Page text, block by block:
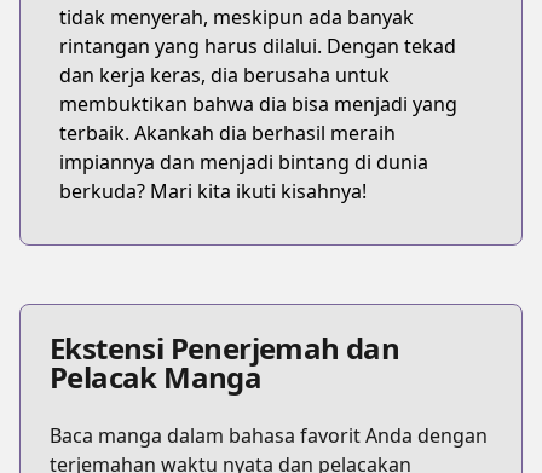
tidak menyerah, meskipun ada banyak
rintangan yang harus dilalui. Dengan tekad
dan kerja keras, dia berusaha untuk
membuktikan bahwa dia bisa menjadi yang
terbaik. Akankah dia berhasil meraih
impiannya dan menjadi bintang di dunia
berkuda? Mari kita ikuti kisahnya!
Ekstensi Penerjemah dan
Pelacak Manga
Baca manga dalam bahasa favorit Anda dengan
terjemahan waktu nyata dan pelacakan